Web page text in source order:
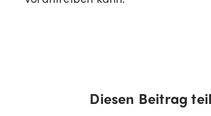
Diesen Beitrag